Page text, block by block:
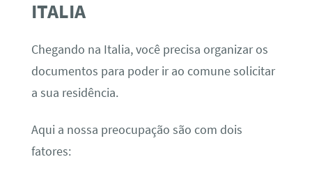
ITALIA
Chegando na Italia, você precisa organizar os
documentos para poder ir ao comune solicitar
a sua residência.
Aqui a nossa preocupação são com dois
fatores: